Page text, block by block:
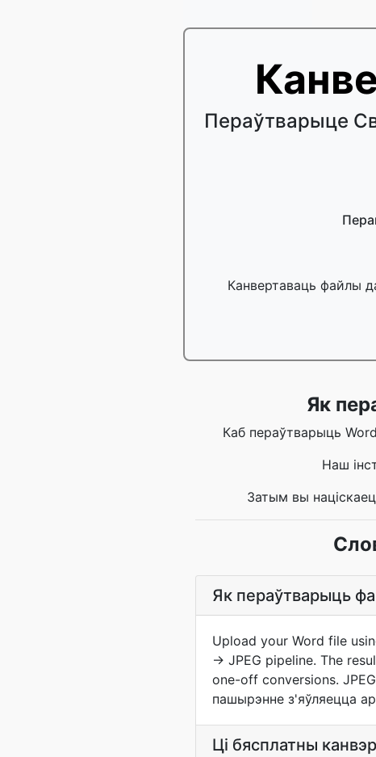
Пераўтварыце
Канвертаваць файлы
Як
Каб пераўтварыць Word
Наш
Затым вы
Як пераўтварыць
Upload your Word file
→ JPEG pipeline. The
one-off conversions.
пашырэнне з'яўляецца
Ці бясплатны